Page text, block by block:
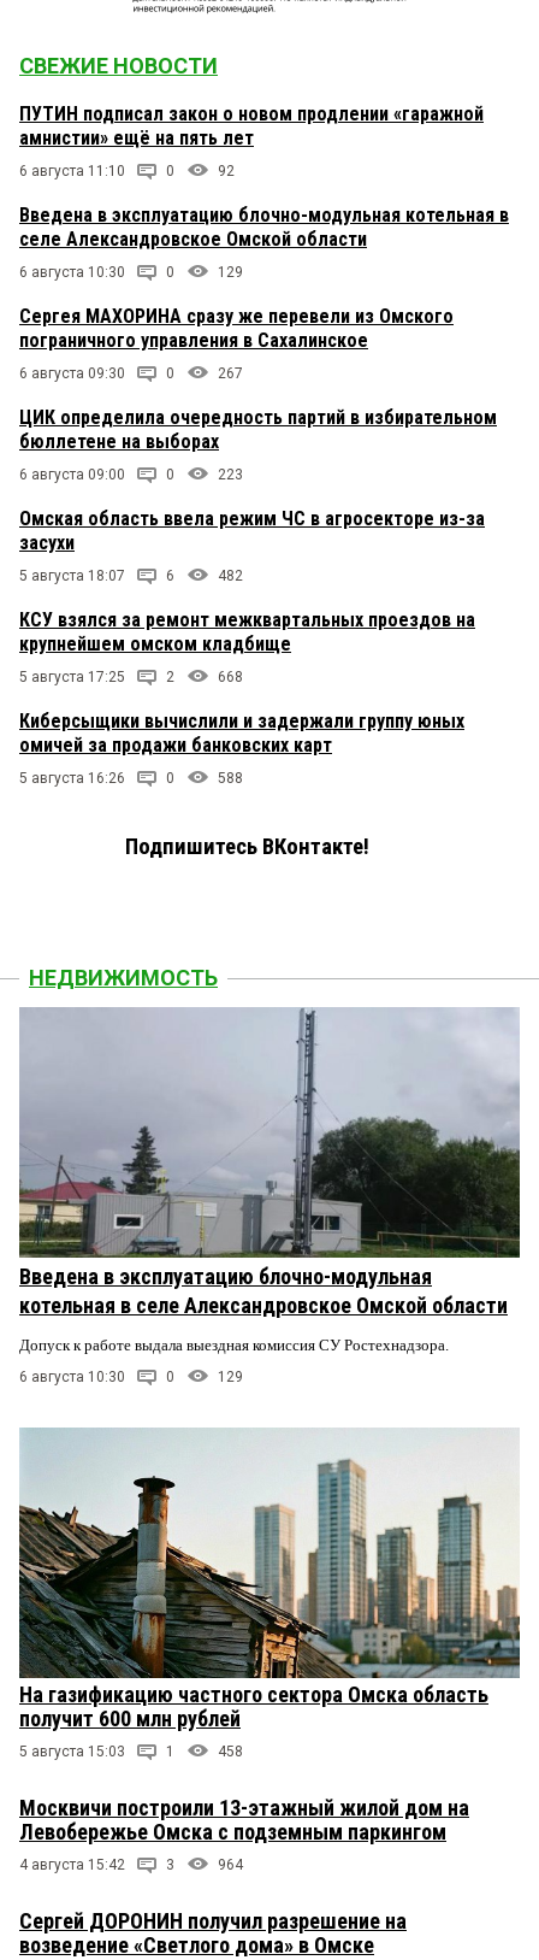
СВЕЖИЕ НОВОСТИ
ПУТИН подписал закон о новом продлении «гаражной
амнистии» ещё на пять лет
6 августа 11:10 0 92
Введена в эксплуатацию блочно-модульная котельная в
селе Александровское Омской области
6 августа 10:30 0 129
Сергея МАХОРИНА сразу же перевели из Омского
пограничного управления в Сахалинское
6 августа 09:30 0 267
ЦИК определила очередность партий в избирательном
бюллетене на выборах
6 августа 09:00 0 223
Омская область ввела режим ЧС в агросекторе из-за
засухи
5 августа 18:07 6 482
КСУ взялся за ремонт межквартальных проездов на
крупнейшем омском кладбище
5 августа 17:25 2 668
Киберсыщики вычислили и задержали группу юных
омичей за продажи банковских карт
5 августа 16:26 0 588
Подпишитесь ВКонтакте!
НЕДВИЖИМОСТЬ
Введена в эксплуатацию блочно-модульная
котельная в селе Александровское Омской области
Допуск к работе выдала выездная комиссия СУ Ростехнадзора.
6 августа 10:30 0 129
На газификацию частного сектора Омска область
получит 600 млн рублей
5 августа 15:03 1 458
Москвичи построили 13-этажный жилой дом на
Левобережье Омска с подземным паркингом
4 августа 15:42 3 964
Сергей ДОРОНИН получил разрешение на
возведение «Светлого дома» в Омске